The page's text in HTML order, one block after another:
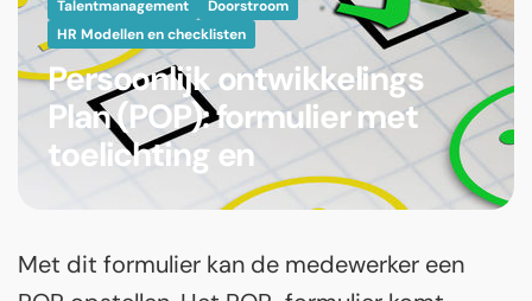
Talentmanagement
Doorstroom
HR Modellen en checklisten
Persoonlijk ontwikkelings
Plan (POP): formulier met
toelichting en
Met dit formulier kan de medewerker een